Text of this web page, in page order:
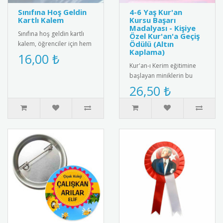
Sınıfına Hoş Geldin
Kartlı Kalem
Sınıfına hoş geldin kartlı
kalem, öğrenciler için hem
eğlenceli hem de kullanışlı
bir hediye seçeneğ..
16,00 ₺
4-6 Yaş Kur'an
Kursu Başarı
Madalyası - Kişiye
Özel Kur'an'a Geçiş
Ödülü (Altın
Kaplama)
Kur'an-ı Kerim eğitimine
başlayan miniklerin bu
kutsal ve gurur verici
başarısını taçlandırmak
için ..
26,50 ₺